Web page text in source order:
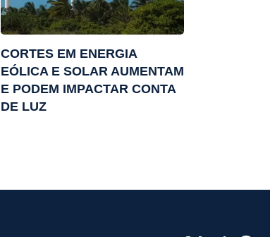
CORTES EM ENERGIA
EÓLICA E SOLAR AUMENTAM
E PODEM IMPACTAR CONTA
DE LUZ